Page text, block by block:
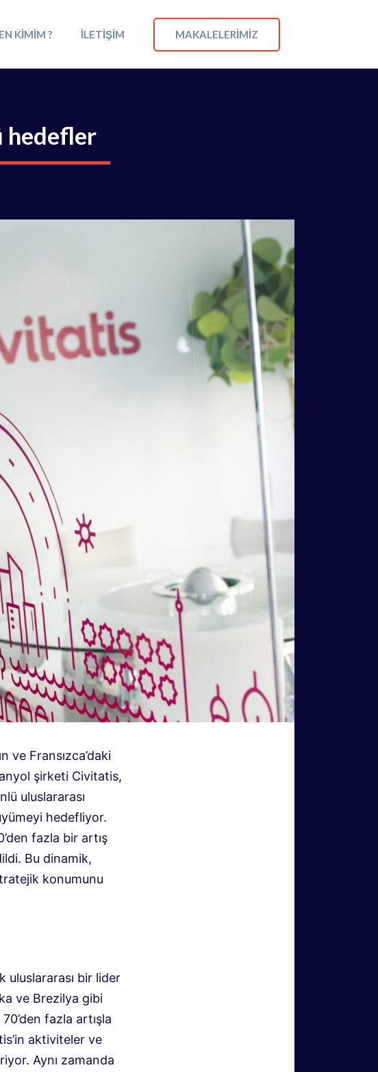
KIMIM ? İLETIŞIM MAKALELERIMIZ
hedefler
ve Fransızca’daki
şirketi Civitatis,
uluslararası
hedefliyor.
fazla bir artış
Bu dinamik,
konumunu
uluslararası bir lider
ve Brezilya gibi
fazla artışla
aktiviteler ve
Aynı zamanda